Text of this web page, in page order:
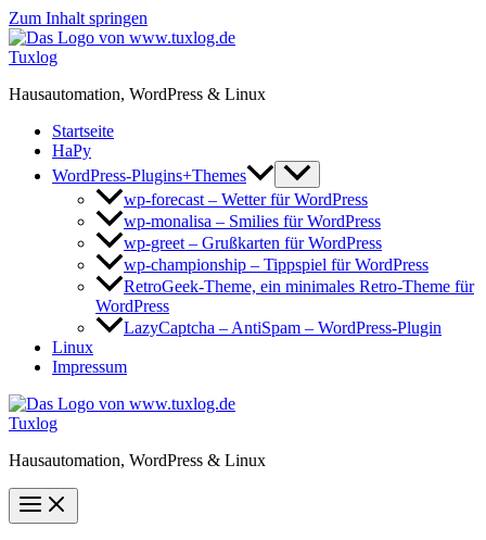
Zum Inhalt springen
Tuxlog
Hausautomation, WordPress & Linux
Startseite
HaPy
WordPress-Plugins+Themes
wp-forecast – Wetter für WordPress
wp-monalisa – Smilies für WordPress
wp-greet – Grußkarten für WordPress
wp-championship – Tippspiel für WordPress
RetroGeek-Theme, ein minimales Retro-Theme für
WordPress
LazyCaptcha – AntiSpam – WordPress-Plugin
Linux
Impressum
Tuxlog
Hausautomation, WordPress & Linux